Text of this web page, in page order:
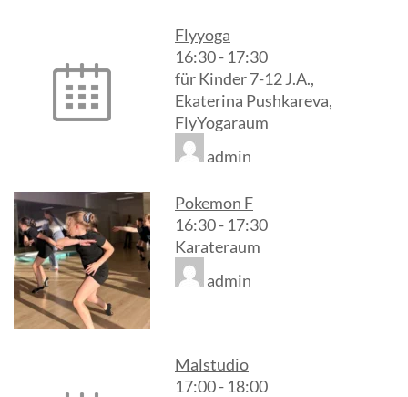
Flyyoga
16:30- 17:30
für Kinder 7-12 J.A.,
Ekaterina Pushkareva,
FlyYogaraum
admin
Pokemon F
16:30- 17:30
Karateraum
admin
Malstudio
17:00- 18:00